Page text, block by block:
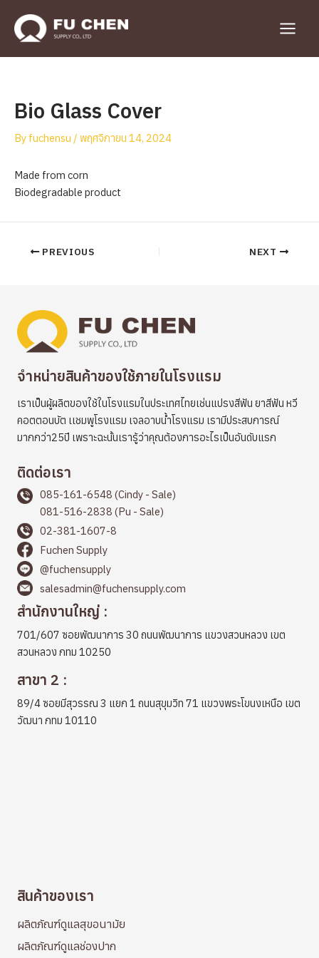
content
Bio Glass Cover
By fuchensu / พฤศจิกายน 14, 2024
Made from corn
Biodegradable product
Post PREVIOUS NEXT
จำหน่ายสินค้าของใช้ภายในโรงแรม
เราเป็นผู้ผลิตของใช้ในโรงแรมในประเทศไทยเช่นแปรงสีฟัน ยาสีฟัน หวี
คอตตอนบัต เเชมพูโรงแรม เจลอาบน้ำโรงแรม เรามีประสบการณ์
มากกว่า25ปี เพราะฉะนั้นเรารู้ว่าคุณต้องการอะไรเป็นอันดับแรก
ติดต่อเรา
085-161-6548 (Cindy - Sale)
081-516-2838 (Pu - Sale)
02-381-1607-8
Fuchen Supply
@fuchensupply
salesadmin@fuchensupply.com
สำนักงานใหญ่ :
701/607 ซอยพัฒนาการ 30 ถนนพัฒนาการ แขวงสวนหลวง เขต
สวนหลวง กทม 10250
สาขา 2 :
89/4 ซอยมีสุวรรณ 3 แยก 1 ถนนสุขุมวิท 71 แขวงพระโขนงเหนือ เขต
วัฒนา กทม 10110
สินค้าของเรา
ผลิตภัณฑ์ดูแลสุขอนามัย
ผลิตภัณฑ์ดูแลช่องปาก